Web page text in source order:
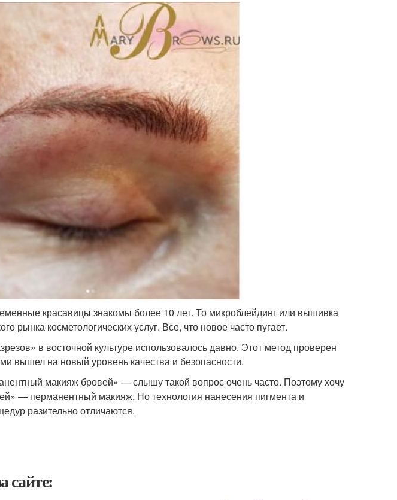
красавицы знакомы более 10 лет. То микроблейдинг или вышивка
рынка косметологических услуг. Все, что новое часто пугает.
в восточной культуре использовалось давно. Этот метод проверен
вышел на новый уровень качества и безопасности.
макияж бровей» — слышу такой вопрос очень часто. Поэтому хочу
— перманентный макияж. Но технология нанесения пигмента и
разительно отличаются.
сайте: